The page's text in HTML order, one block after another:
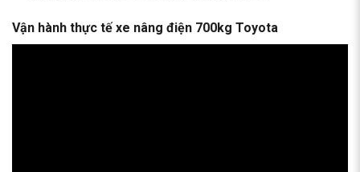
Vận hành thực tế xe nâng điện 700kg Toyota